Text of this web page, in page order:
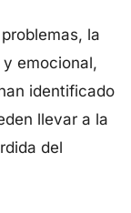
la
emocional,
identificado
llevar a la
del